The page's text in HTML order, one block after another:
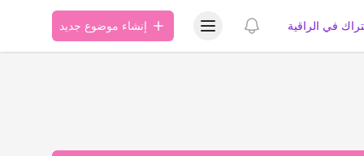
في الراقية عرض الإشعاراتعرض قائمة المستخدمإنشاء موضوع جديد